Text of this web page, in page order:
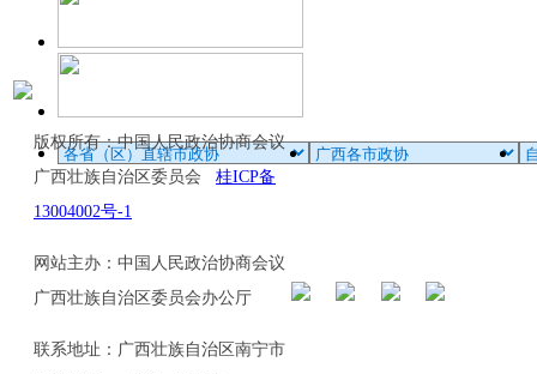
版权所有：中国人民政治协商会议
广西壮族自治区委员会 桂ICP备
13004002号-1
网站主办：中国人民政治协商会议
广西壮族自治区委员会办公厅
联系地址：广西壮族自治区南宁市